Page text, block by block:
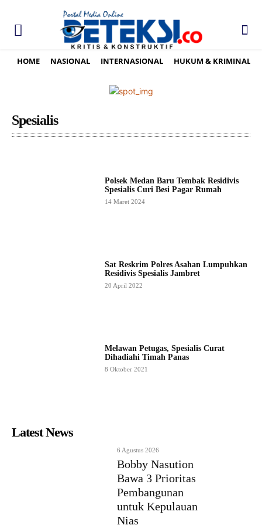
HOME NASIONAL INTERNASIONAL HUKUM & KRIMINAL
Spesialis
Polsek Medan Baru Tembak Residivis
Spesialis Curi Besi Pagar Rumah
14 Maret 2024
Sat Reskrim Polres Asahan Lumpuhkan
Residivis Spesialis Jambret
20 April 2022
Melawan Petugas, Spesialis Curat
Dihadiahi Timah Panas
8 Oktober 2021
Latest News
6 Agustus 2026
Bobby Nasution
Bawa 3 Prioritas
Pembangunan
untuk Kepulauan
Nias